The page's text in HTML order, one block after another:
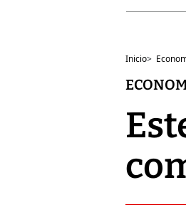
Inicio>